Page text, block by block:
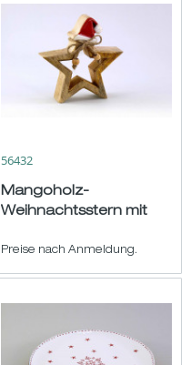
56432
Mangoholz-
Weihnachtsstern mit
H/B14cm
Preise nach Anmeldung.